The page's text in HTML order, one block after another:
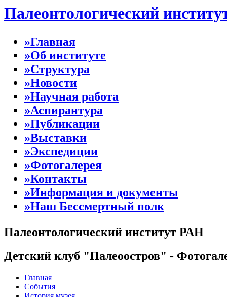
Палеонтологический
»Главная
»Об институте
»Структура
»Новости
»Научная работа
»Аспирантура
»Публикации
»Выставки
»Экспедиции
»Фотогалерея
»Контакты
»Информация и документы
»Наш Бессмертный полк
Палеонтологический институт РАН
Детский клуб "Палеоостров" -
Главная
События